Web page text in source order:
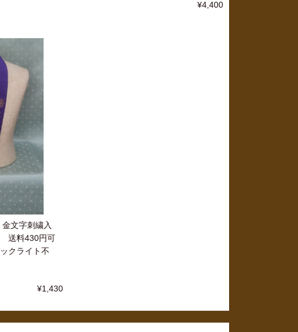
¥4,400
文字刺繍入
送料430円可
クライト不
¥1,430